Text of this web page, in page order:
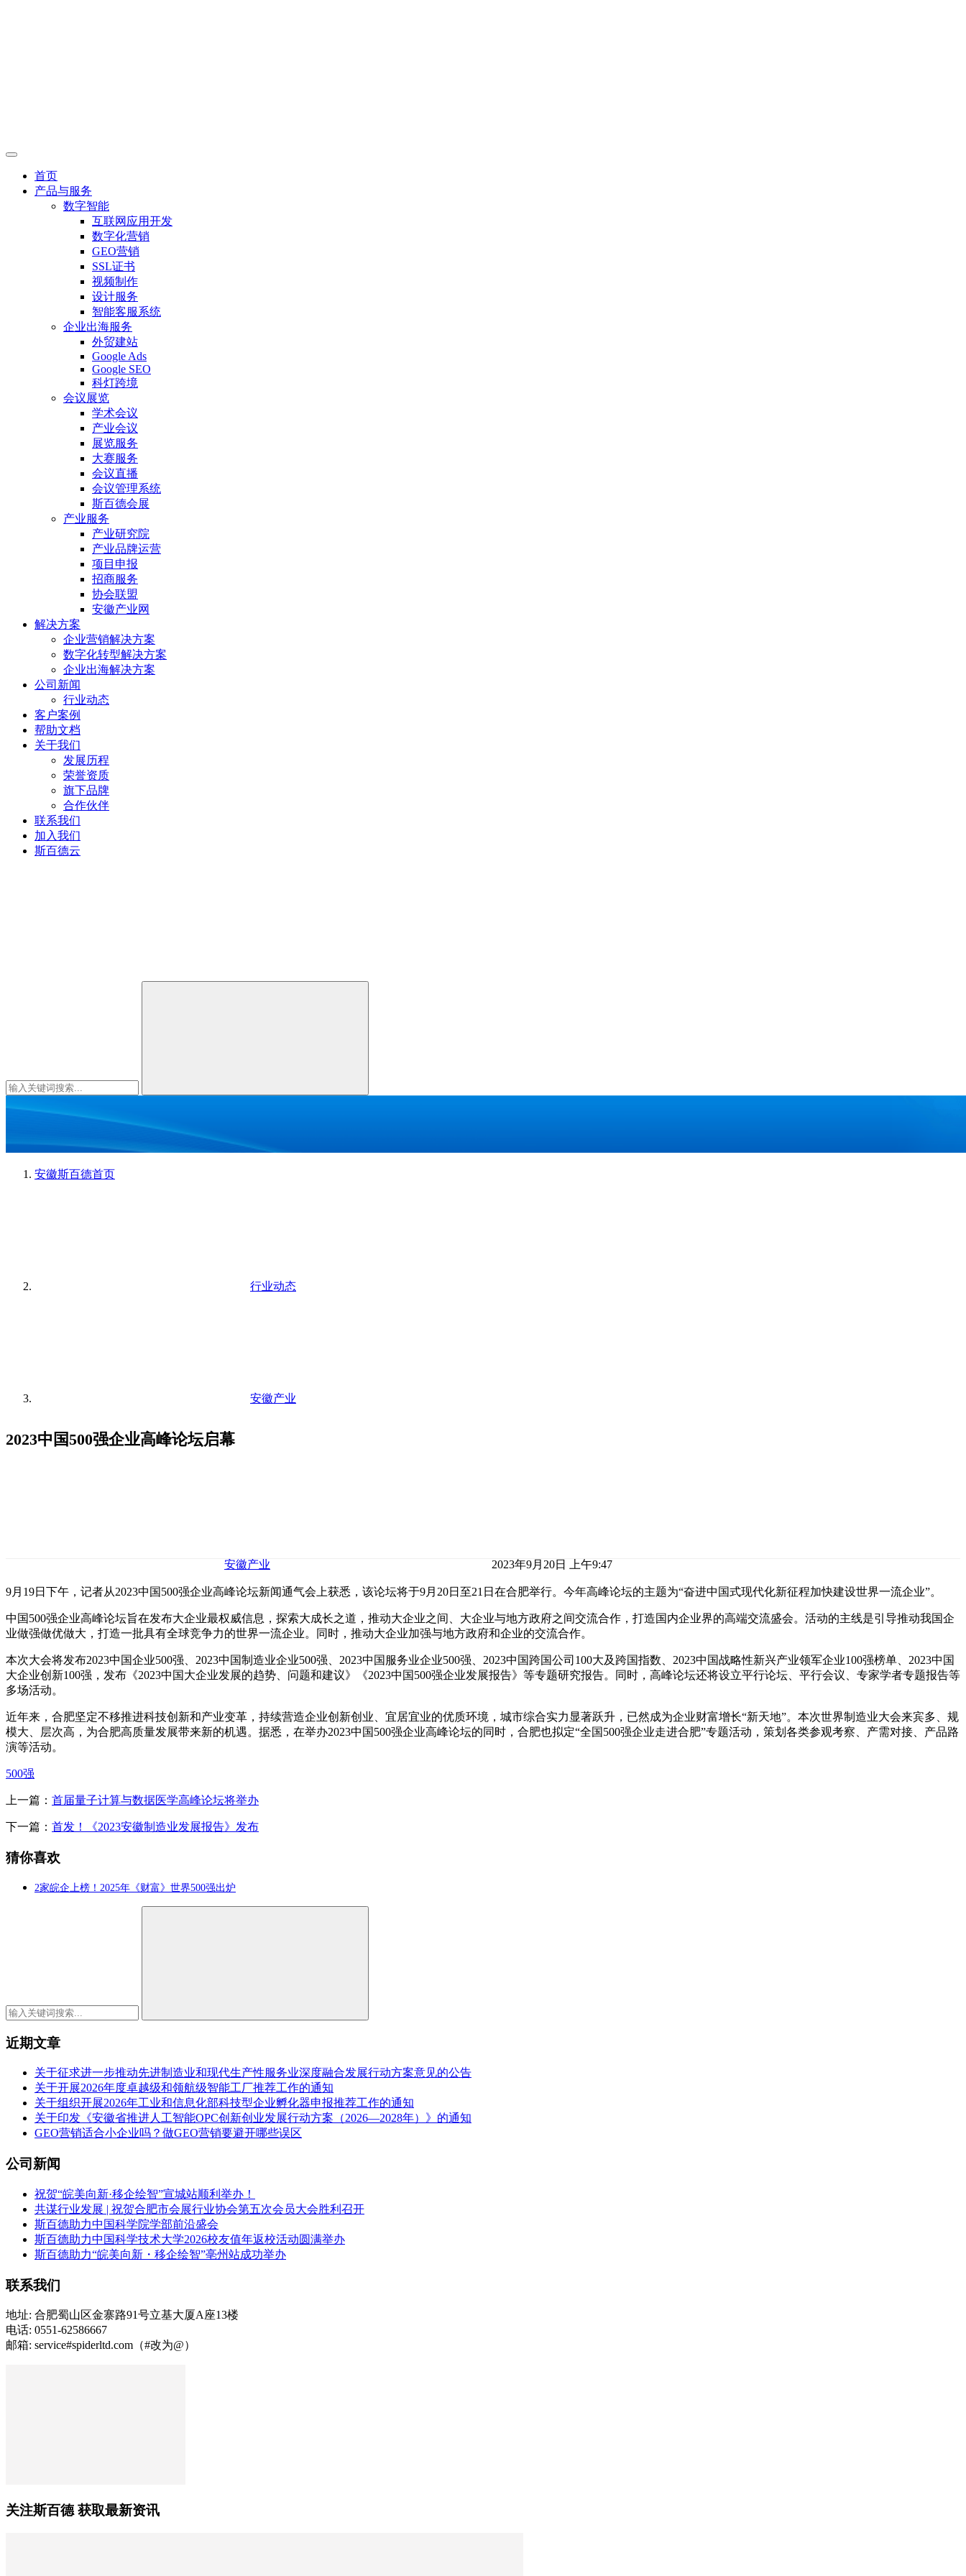
首页
产品与服务
数字智能
互联网应用开发
数字化营销
GEO营销
SSL证书
视频制作
设计服务
智能客服系统
企业出海服务
外贸建站
Google Ads
Google SEO
科灯跨境
会议展览
学术会议
产业会议
展览服务
大赛服务
会议直播
会议管理系统
斯百德会展
产业服务
产业研究院
产业品牌运营
项目申报
招商服务
协会联盟
安徽产业网
解决方案
企业营销解决方案
数字化转型解决方案
企业出海解决方案
公司新闻
行业动态
客户案例
帮助文档
关于我们
发展历程
荣誉资质
旗下品牌
合作伙伴
联系我们
加入我们
斯百德云
安徽斯百德首页
行业动态
安徽产业
2023中国500强企业高峰论坛启幕
安徽产业 2023年9月20日 上午9:47
9月19日下午，记者从2023中国500强企业高峰论坛新闻通气会上获悉，该论坛将于9月20日至21日在合肥举行。今年高峰论坛的主题为“奋进中国式现代化新征程加快建设世界一流企业”。
中国500强企业高峰论坛旨在发布大企业最权威信息，探索大成长之道，推动大企业之间、大企业与地方政府之间交流合作，打造国内企业界的高端交流盛会。活动的主线是引导推动我国企
业做强做优做大，打造一批具有全球竞争力的世界一流企业。同时，推动大企业加强与地方政府和企业的交流合作。
本次大会将发布2023中国企业500强、2023中国制造业企业500强、2023中国服务业企业500强、2023中国跨国公司100大及跨国指数、2023中国战略性新兴产业领军企业100强榜单、2023中国
大企业创新100强，发布《2023中国大企业发展的趋势、问题和建议》《2023中国500强企业发展报告》等专题研究报告。同时，高峰论坛还将设立平行论坛、平行会议、专家学者专题报告等
多场活动。
近年来，合肥坚定不移推进科技创新和产业变革，持续营造企业创新创业、宜居宜业的优质环境，城市综合实力显著跃升，已然成为企业财富增长“新天地”。本次世界制造业大会来宾多、规
模大、层次高，为合肥高质量发展带来新的机遇。据悉，在举办2023中国500强企业高峰论坛的同时，合肥也拟定“全国500强企业走进合肥”专题活动，策划各类参观考察、产需对接、产品路
演等活动。
500强
上一篇： 首届量子计算与数据医学高峰论坛将举办
下一篇： 首发！《2023安徽制造业发展报告》发布
猜你喜欢
2家皖企上榜！2025年《财富》世界500强出炉
近期文章
关于征求进一步推动先进制造业和现代生产性服务业深度融合发展行动方案意见的公告
关于开展2026年度卓越级和领航级智能工厂推荐工作的通知
关于组织开展2026年工业和信息化部科技型企业孵化器申报推荐工作的通知
关于印发《安徽省推进人工智能OPC创新创业发展行动方案（2026—2028年）》的通知
GEO营销适合小企业吗？做GEO营销要避开哪些误区
公司新闻
祝贺“皖美向新·移企绘智”宣城站顺利举办！
共谋行业发展 | 祝贺合肥市会展行业协会第五次会员大会胜利召开
斯百德助力中国科学院学部前沿盛会
斯百德助力中国科学技术大学2026校友值年返校活动圆满举办
斯百德助力“皖美向新・移企绘智”亳州站成功举办
联系我们
地址: 合肥蜀山区金寨路91号立基大厦A座13楼
电话: 0551-62586667
邮箱: service#spiderltd.com（#改为@）
关注斯百德 获取最新资讯